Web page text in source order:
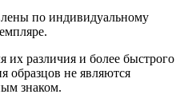
по индивидуальному
различия и более быстрого
образцов не являются
знаком.